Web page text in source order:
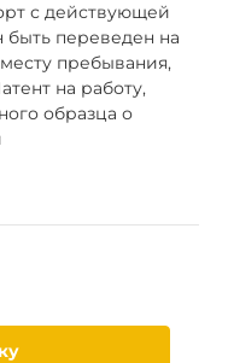
с действующей
быть переведен на
пребывания,
на работу,
образца о